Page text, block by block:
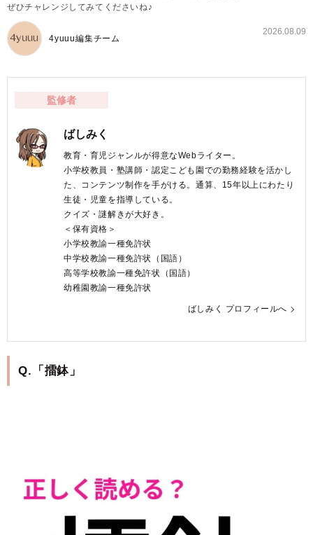
ぜひチャレンジしてみてくださいね♪
4yuuu編集チーム
2026.08.09
監修者
ばしみく
教育・育児ジャンルが得意なWebライター。
小学校教員・塾講師・認定こども園での勤務経験を活かし
た、コンテンツ制作を手がける。通算、15年以上にわたり
生徒・児童を指導している。
クイズ・謎解きが大好き。
＜保有資格＞
小学校教諭一種免許状
中学校教諭一種免許状（国語）
高等学校教諭一種免許状（国語）
幼稚園教諭一種免許状
ばしみく プロフィールへ
Q.「擂鉢」